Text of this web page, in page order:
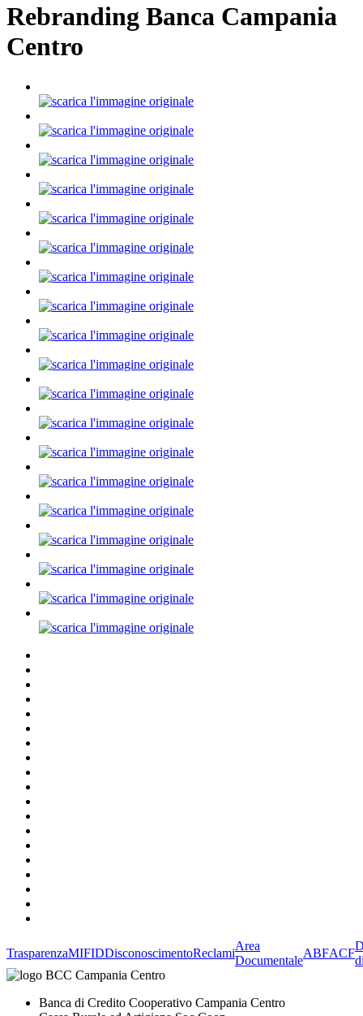
Rebranding Banca Campania
Centro
TrasparenzaMIFIDDisconoscimentoReclami
Area
Documentale
ABFACF
Banca di Credito Cooperativo Campania Centro